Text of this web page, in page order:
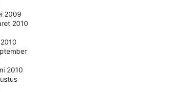
2009
2010
2010